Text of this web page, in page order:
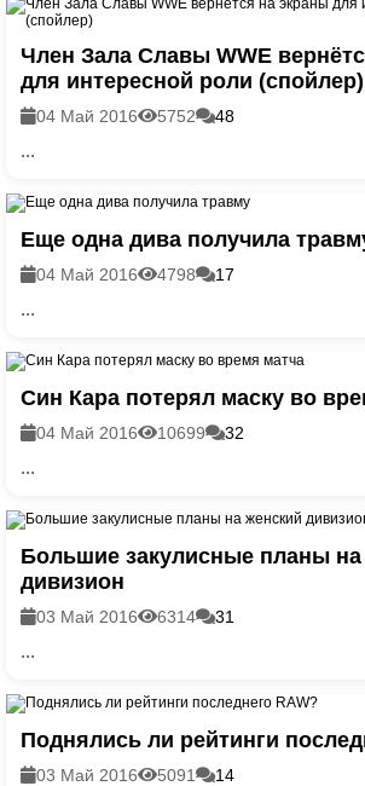
Член Зала Славы WWE
для интересной роли (спойлер)
04 Май 2016 5752 48
...
Еще одна дива получила
04 Май 2016 4798 17
...
Син Кара потерял маску во
04 Май 2016 10699 32
...
Большие закулисные планы на
дивизион
03 Май 2016 6314 31
...
Поднялись ли рейтинги
03 Май 2016 5091 14